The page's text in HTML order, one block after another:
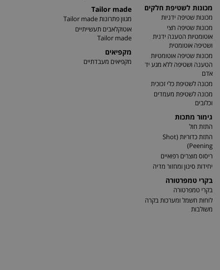
מכונות לשטיפת חלקים
מכונות שטיפה ידניות
מכונות שטיפה חצי
אוטומטיות הטענה ידנית
ושטיפה אוטומטית
מכונות שטיפה אוטומטיות
הטענה ושטיפה ללא מגע יד
אדם
מכונה לשטיפת כלי זכוכית
מכונה לשטיפת מעמדים
וכלובים
גימור מתכות
התזת חול
התזת כדוריות (Shot
Peening)
ריסוס מוצרים רפואיים
יחידות סינון ומחזור מדיה
בקרי טמפרטורה
בקרי טמפרטורה
לוחות חשמל ומערכות בקרה
משולבות
Tailor made
מגוון פתרונות Tailor made
אוטוקלאבים תעשייתיים
Tailor made
מקפיאים
מקפיאים מעבדתיים